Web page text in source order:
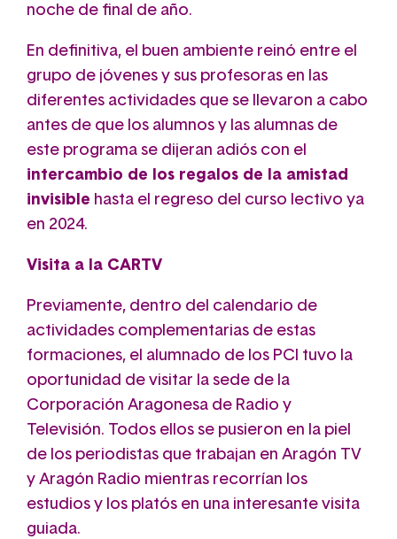
noche de final de año.
En definitiva, el buen ambiente reinó entre el
grupo de jóvenes y sus profesoras en las
diferentes actividades que se llevaron a cabo
antes de que los alumnos y las alumnas de
este programa se dijeran adiós con el
intercambio de los regalos de la amistad
invisible hasta el regreso del curso lectivo ya
en 2024.
Visita a la CARTV
Previamente, dentro del calendario de
actividades complementarias de estas
formaciones, el alumnado de los PCI tuvo la
oportunidad de visitar la sede de la
Corporación Aragonesa de Radio y
Televisión. Todos ellos se pusieron en la piel
de los periodistas que trabajan en Aragón TV
y Aragón Radio mientras recorrían los
estudios y los platós en una interesante visita
guiada.